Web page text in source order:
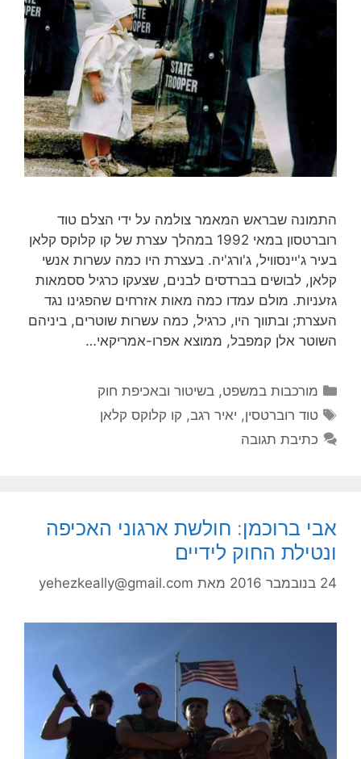
התמונה שבראש המאמר צולמה על ידי הצלם טוד
רוברטסון במאי 1992 במהלך עצרת של קו קלוקס קלאן
בעיר ג'יינסוויל, ג'ורג'יה. בעצרת היו כמה עשרות אנשי
קלאן, לבושים בברדסים לבנים, שצעקו כרגיל ססמאות
גזעניות. מולם עמדו כמה מאות אזרחים שהפגינו נגד
העצרת; ובתווך היו, כרגיל, כמה עשרות שוטרים, ביניהם
השוטר אלן קמפבל, ממוצא אפרו-אמריקאי…
קטגוריות
מורכבות במשפט, בשיטור ובאכיפת חוק
תגיות
טוד רוברטסין, יאיר רגב, קו קלוקס קלאן
כתיבת תגובה
אבי ברוכמן: חולשת ארגוני האכיפה
ונטילת החוק לידיים
24 בנובמבר 2016 מאת yehezkeally@gmail.com